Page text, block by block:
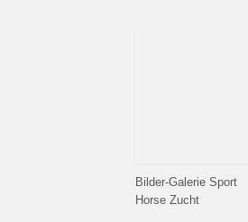
Bilder-Galerie Sport
Horse Zucht